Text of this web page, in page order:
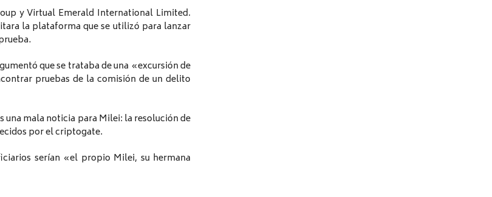
y Virtual Emerald International Limited.
la plataforma que se utilizó para lanzar
que se trataba de una «excursión de
pruebas de la comisión de un delito
una mala noticia para Milei: la resolución de
por el criptogate.
serían «el propio Milei, su hermana